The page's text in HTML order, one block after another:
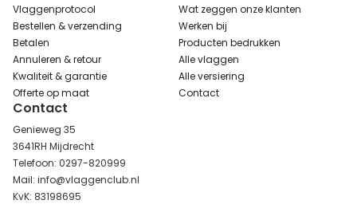
Vlaggenprotocol
Bestellen & verzending
Betalen
Annuleren & retour
Kwaliteit & garantie
Offerte op maat
Wat zeggen onze klanten
Werken bij
Producten bedrukken
Alle vlaggen
Alle versiering
Contact
Contact
Genieweg 35
3641RH Mijdrecht
Telefoon: 0297-820999
Mail: info@vlaggenclub.nl
KvK: 83198695